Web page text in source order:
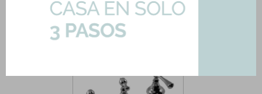
Complementa tu producto con...